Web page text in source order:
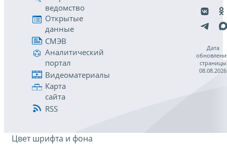
ведомство
Открытые
данные
СМЭВ
Аналитический
портал
Видеоматериалы
Карта
сайта
RSS
Дата
страницы
08.08.2026
Цвет шрифта и фона